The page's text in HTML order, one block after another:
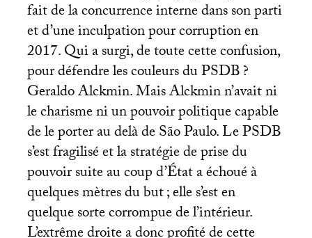
fait de la concurrence interne dans son parti
et d’une inculpation pour corruption en
2017. Qui a surgi, de toute cette confusion,
pour défendre les couleurs duPSDB?
Geraldo Alckmin. Mais Alckmin n’avait ni
le charisme ni un pouvoir politique capable
de le porter au delà de São Paulo. LePSDB
s’est fragilisé et la stratégie de prise du
pouvoir suite au coup d’État a échoué à
quelques mètres du but; elle s’est en
quelque sorte corrompue de l’intérieur.